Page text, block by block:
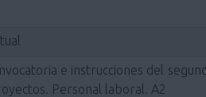
e instrucciones del
Personal laboral. A2